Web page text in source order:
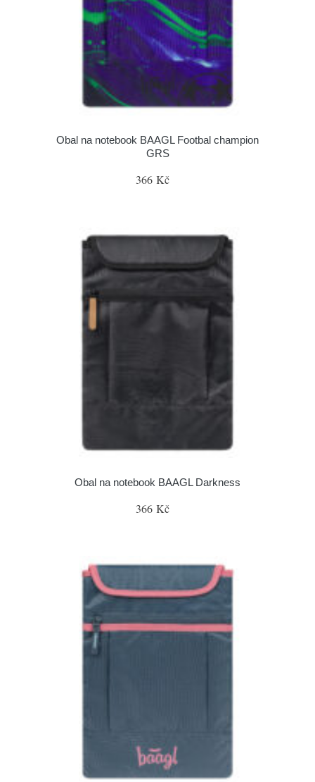
Obal na notebook BAAGL Footbal champion
GRS
366 Kč
Obal na notebook BAAGL Darkness
366 Kč